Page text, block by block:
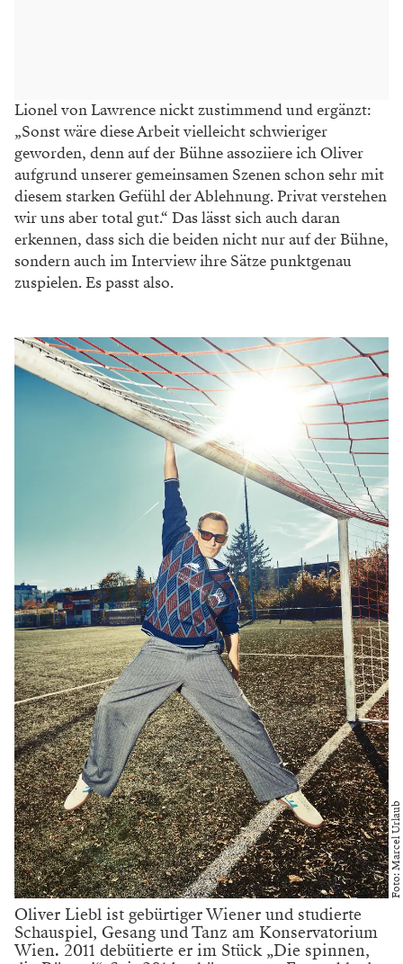
Lionel von Lawrence nickt zustimmendund ergänzt:
„Sonst wäre diese Arbeitvielleicht schwieriger
geworden, denn aufder Bühne assoziiere ich Oliver
aufgrundunserer gemeinsamen Szenen schon sehrmit
diesem starken Gefühl der Ablehnung. Privat verstehen
wir uns aber totalgut.“ Das lässt sich auch daran
erkennen, dass sich die beiden nicht nur auf derBühne,
sondern auch im Interview ihre Sätze punktgenau
zuspielen. Es passt also.
Foto: Marcel Urlaub
Oliver Liebl ist gebürtiger Wiener und studierte
Schauspiel, Gesang und Tanz am Konservatorium
Wien. 2011 debütierte er im Stück „Die spinnen,